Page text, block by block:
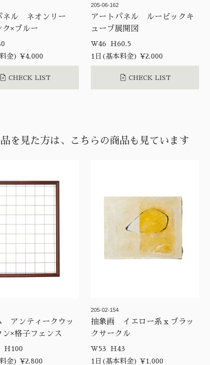
ネル ネオンリー
×ブルー
金) ¥4,000
CHECK LIST
205-06-162
アートパネル ルービックキ
ューブ展開図
W46 H60.5
1日(基本料金) ¥2,000
CHECK LIST
を見た方は、こちらの商品も見ています
アンティークウッ
ン×格子フェンス
W70 D3 H100
金) ¥2,800
205-02-154
抽象画 イエロー系ｘブラッ
クサークル
W53 H43
1日(基本料金) ¥1,000